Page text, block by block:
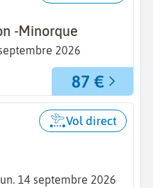
-Minorque
2026
87 €
14 septembre 2026
Vol direct